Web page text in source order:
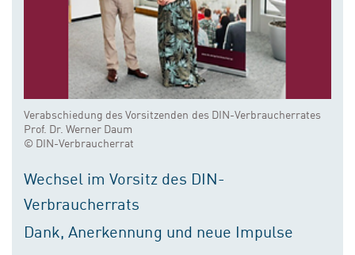
Verabschiedung des Vorsitzenden des DIN-Verbraucherrates
Prof. Dr. Werner Daum
© DIN-Verbraucherrat
Wechsel im Vorsitz des DIN-
Verbraucherrats
Dank, Anerkennung und neue Impulse